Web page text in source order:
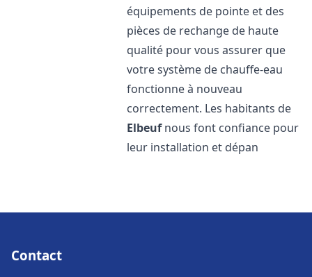
équipements de pointe et des
pièces de rechange de haute
qualité pour vous assurer que
votre système de chauffe-eau
fonctionne à nouveau
correctement. Les habitants de
Elbeufnous font confiance pour
leur installation et dépan
Contact